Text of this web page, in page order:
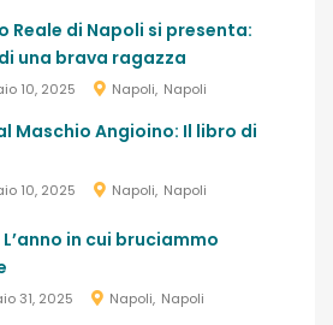
Reale di Napoli si presenta:
una brava ragazza
10, 2025 Napoli Napoli
Maschio Angioino: Il libro di
10, 2025 Napoli Napoli
in cui bruciammo
31, 2025 Napoli Napoli